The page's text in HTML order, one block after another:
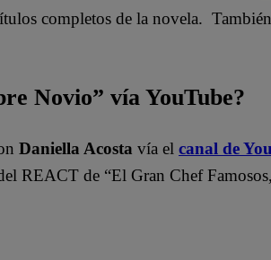
completos de la novela.
Novio” vía YouTube?
Daniella Acosta vía el canal de
REACT de “El Gran Chef